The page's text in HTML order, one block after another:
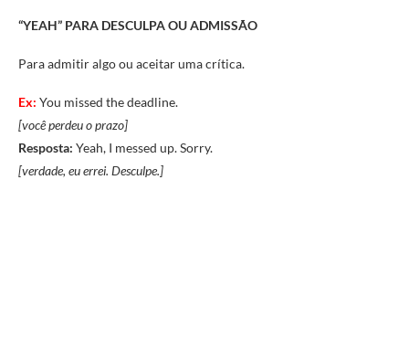
“YEAH” PARA DESCULPA OU ADMISSÃO
Para admitir algo ou aceitar uma crítica.
Ex: You missed the deadline.
[você perdeu o prazo]
Resposta: Yeah, I messed up. Sorry.
[verdade, eu errei. Desculpe.]